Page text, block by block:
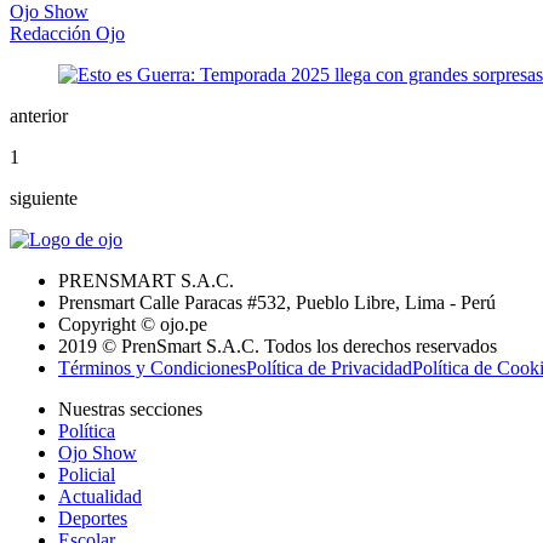
Ojo Show
Redacción Ojo
anterior
1
siguiente
PRENSMART S.A.C.
Prensmart Calle Paracas #532, Pueblo Libre, Lima - Perú
Copyright © ojo.pe
2019 © PrenSmart S.A.C. Todos los derechos reservados
Términos y CondicionesPolítica de PrivacidadPolítica de
Nuestras secciones
Política
Ojo Show
Policial
Actualidad
Deportes